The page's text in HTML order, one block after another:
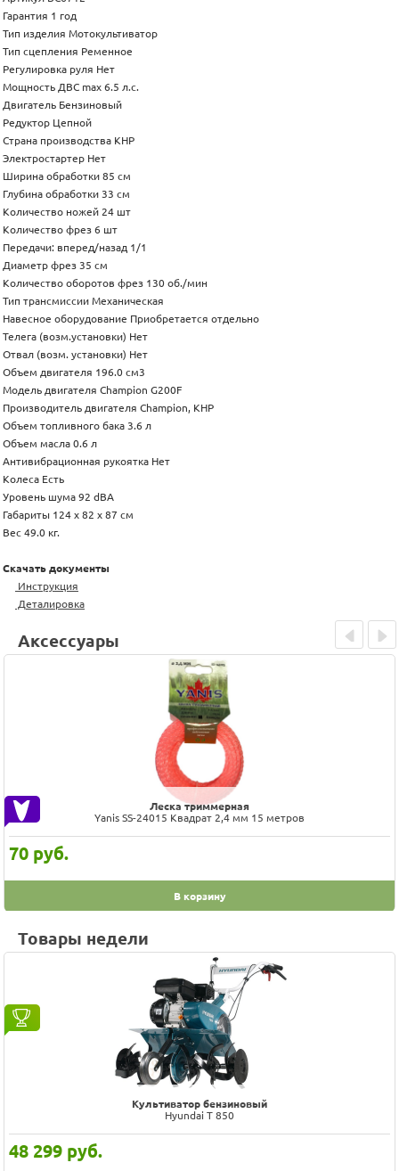
Гарантия 1 год
Тип изделия Мотокультиватор
Тип сцепления Ременное
Регулировка руля Нет
Мощность ДВС max 6.5 л.с.
Двигатель Бензиновый
Редуктор Цепной
Страна производства КНР
Электростартер Нет
Ширина обработки 85 см
Глубина обработки 33 см
Количество ножей 24 шт
Количество фрез 6 шт
Передачи: вперед/назад 1/1
Диаметр фрез 35 см
Количество оборотов фрез 130 об./мин
Тип трансмиссии Механическая
Навесное оборудование Приобретается отдельно
Телега (возм.установки) Нет
Отвал (возм. установки) Нет
Объем двигателя 196.0 см3
Модель двигателя Champion G200F
Производитель двигателя Champion, КНР
Объем топливного бака 3.6 л
Объем масла 0.6 л
Антивибрационная рукоятка Нет
Колеса Есть
Уровень шума 92 dBA
Габариты 124 х 82 х 87 см
Вес 49.0 кг.
Скачать документы
Инструкция
Деталировка
Аксессуары
Леска триммерная
Yanis SS-24015 Квадрат 2,4 мм 15 метров
70 руб.
В корзину
Prev Next
Товары недели
Культиватор бензиновый
Hyundai T 850
48 299 руб.